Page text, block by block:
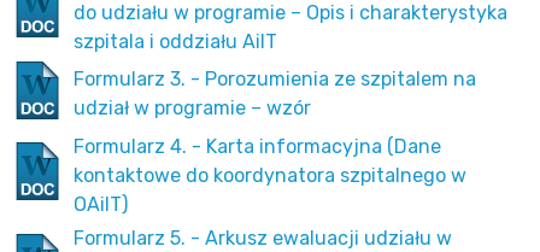
do udziału w programie – Opis i charakterystyka
szpitala i oddziału AiIT
Formularz 3. - Porozumienia ze szpitalem na
udział w programie – wzór
Formularz 4. - Karta informacyjna (Dane
kontaktowe do koordynatora szpitalnego w
OAiIT)
Formularz 5. - Arkusz ewaluacji udziału w